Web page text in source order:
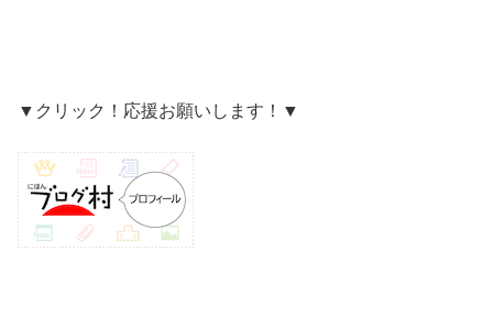
▼クリック！応援お願いします！▼